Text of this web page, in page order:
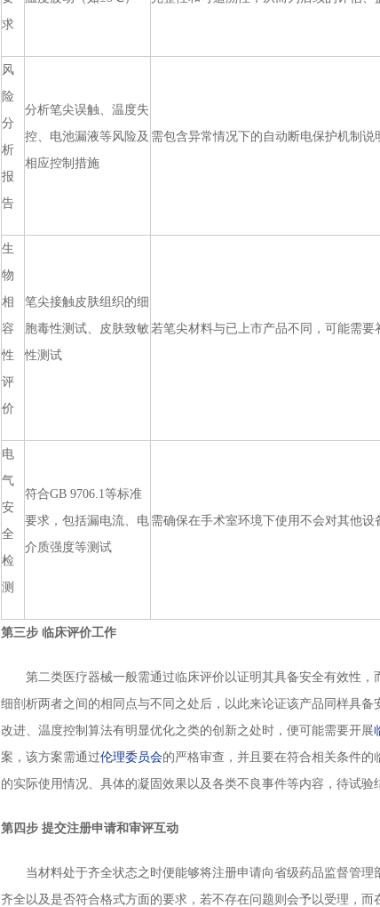
求
风
险
分
析
报
告
分析笔尖误触、温度失
控、电池漏液等风险及
相应控制措施
需包含异常情况下的自动断电保护机制说
生
物
相
容
性
评
价
笔尖接触皮肤组织的细
胞毒性测试、皮肤致敏
性测试
若笔尖材料与已上市产品不同，可能需要
电
气
安
全
检
测
符合GB 9706.1等标准
要求，包括漏电流、电
介质强度等测试
需确保在手术室环境下使用不会对其他设
第三步 临床评价工作
第二类医疗器械一般需通过临床评价以证明其具备安全有效性，
细剖析两者之间的相同点与不同之处后，以此来论证该产品同样具
改进、温度控制算法有明显优化之类的创新之处时，便可能需要开展
案，该方案需通过伦理委员会的严格审查，并且要在符合相关条件
的实际使用情况、具体的凝固效果以及各类不良事件等内容，待试
第四步 提交注册申请和审评互动
当材料处于齐全状态之时便能够将注册申请向省级药品监督管理
齐全以及是否符合格式方面的要求，若不存在问题则会予以受理，